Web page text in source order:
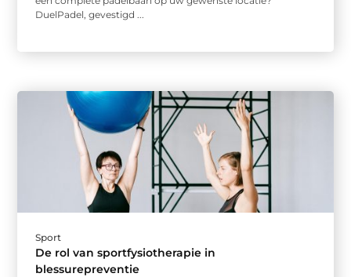
DuelPadel, gevestigd ...
Sport
De rol van sportfysiotherapie in
blessurepreventie